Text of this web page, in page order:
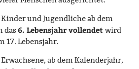
und Jugendliche ab dem
das6. Lebensjahr vollendet wird
17. Lebensjahr.
ab dem Kalenderjahr,